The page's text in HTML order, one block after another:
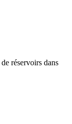
réservoirs dans